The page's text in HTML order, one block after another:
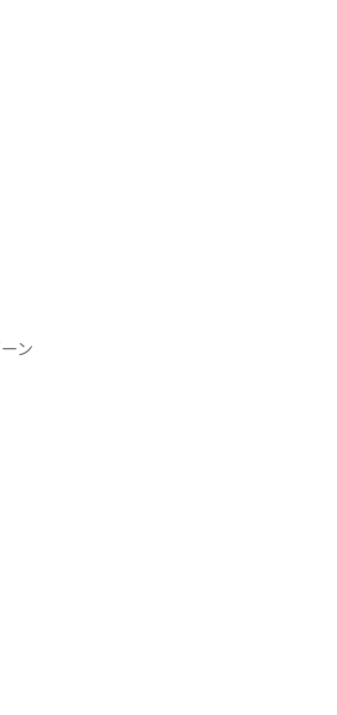
ン